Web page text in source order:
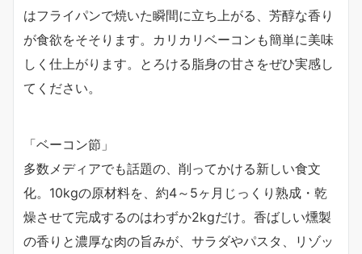
はフライパンで焼いた瞬間に立ち上がる、芳醇な香り
が食欲をそそります。カリカリベーコンも簡単に美味
しく仕上がります。とろける脂身の甘さをぜひ実感し
てください。
「ベーコン節」
多数メディアでも話題の、削ってかける新しい食文
化。10kgの原材料を、約4～5ヶ月じっくり熟成・乾
燥させて完成するのはわずか2kgだけ。香ばしい燻製
の香りと濃厚な肉の旨みが、サラダやパスタ、リゾッ